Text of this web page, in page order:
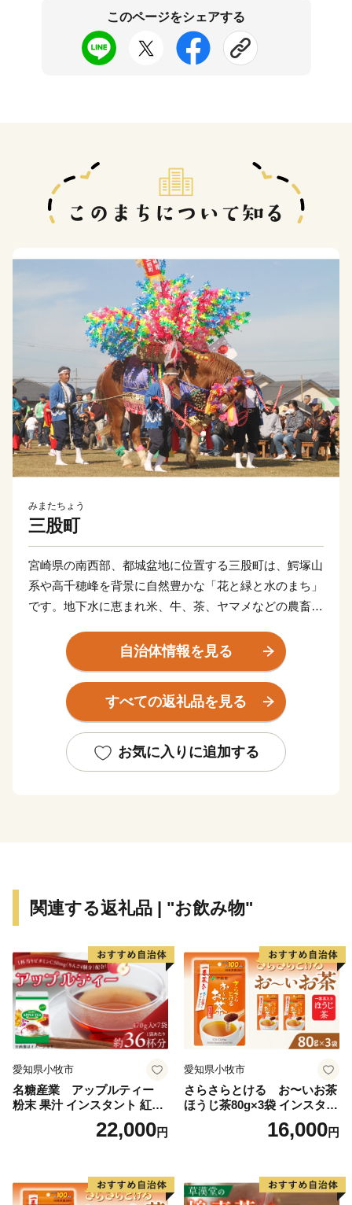
このページをシェアする
みまたちょう
三股町
宮崎県の南西部、都城盆地に位置する三股町は、鰐塚山
系や高千穂峰を背景に自然豊かな「花と緑と水のまち」
です。地下水に恵まれ米、牛、茶、ヤマメなどの農畜水
り」「棒踊り」など郷土芸能が今もなお各地区で受け継
がれています。車で宮崎空港から６０分、鹿児島空港か
ら７０分程度とアクセスしやすく、県内では住みやすい
まちとしても知られています。ふるさと納税を通じて三
自治体情報を見る
すべての返礼品を見る
お気に入りに追加する
関連する返礼品 | "お飲み物"
愛知県小牧市
名糖産業 アップルティー
粉末 果汁 インスタント 紅茶
ティー ビタミンC 袋 ロング
セラー 粉末飲料 粉末茶 簡単
22,000円
愛知県小牧市
さらさらとける お〜いお茶
ほうじ茶80g×3袋 インスタン
トほうじ茶 粉末ほうじ茶 粉
末茶 おーいお茶 粉末緑茶
16,000円